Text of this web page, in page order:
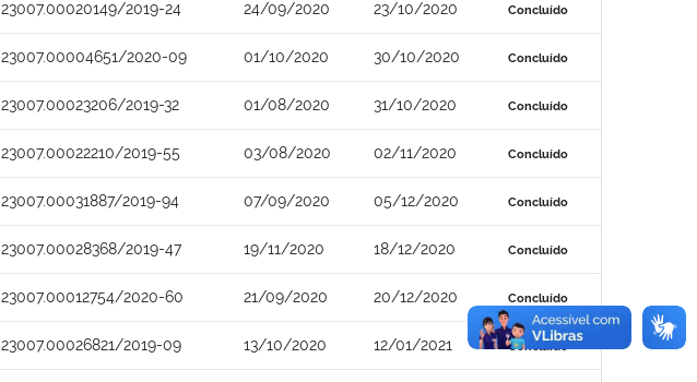
23007.00020149/2019-24 24/09/2020 23/10/2020 Concluído
23007.00004651/2020-09 01/10/2020 30/10/2020 Concluído
23007.00023206/2019-32 01/08/2020 31/10/2020 Concluído
23007.00022210/2019-55 03/08/2020 02/11/2020 Concluído
23007.00031887/2019-94 07/09/2020 05/12/2020 Concluído
23007.00028368/2019-47 19/11/2020 18/12/2020 Concluído
23007.00012754/2020-60 21/09/2020 20/12/2020 Concluído
23007.00026821/2019-09 13/10/2020 12/01/2021 Concluído